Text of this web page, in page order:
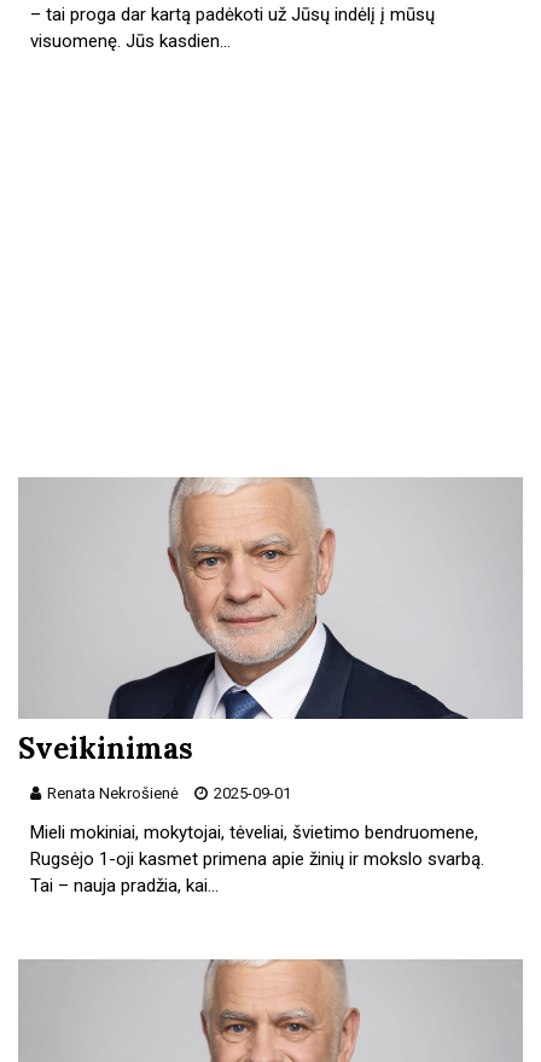
– tai proga dar kartą padėkoti už Jūsų indėlį į mūsų
visuomenę. Jūs kasdien…
Sveikinimas
Renata Nekrošienė 2025-09-01
Mieli mokiniai, mokytojai, tėveliai, švietimo bendruomene,
Rugsėjo 1-oji kasmet primena apie žinių ir mokslo svarbą.
Tai – nauja pradžia, kai…